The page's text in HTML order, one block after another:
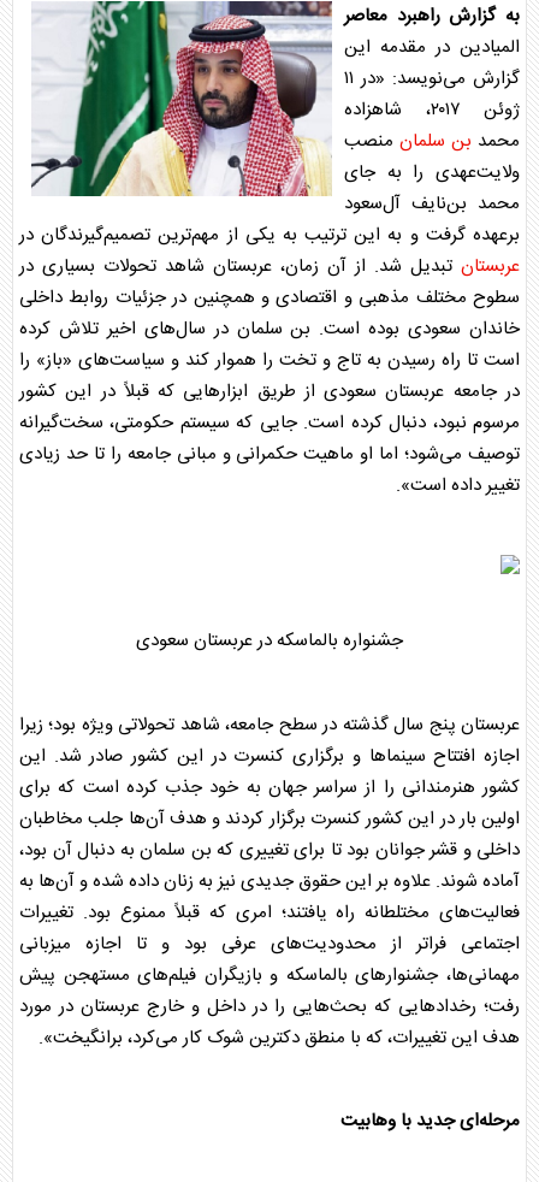
به گزارش راهبرد معاصر
المیادین در مقدمه این
گزارش می‌نویسد: «در ۱۱
ژوئن ۲۰۱۷، شاهزاده
محمد بن سلمان منصب
ولایت‌عهدی را به جای
محمد بن‌نایف آل‌سعود
برعهده گرفت و به این ترتیب به یکی از مهم‌ترین تصمیم‌گیرندگان در
عربستان تبدیل شد. از آن زمان، عربستان شاهد تحولات بسیاری در
سطوح مختلف مذهبی و اقتصادی و همچنین در جزئیات روابط داخلی
خاندان سعودی بوده است. بن سلمان در سال‌های اخیر تلاش کرده
است تا راه رسیدن به تاج و تخت را هموار کند و سیاست‌های «باز» را
در جامعه عربستانسعودی از طریق ابزارهایی که قبلاً در این کشور
مرسوم نبود، دنبال کرده است. جایی که سیستم حکومتی، سخت‌گیرانه
توصیف می‌شود؛ اما او ماهیت حکمرانی و مبانی جامعه را تا حد زیادی
تغییر داده است».
جشنواره بالماسکه درعربستان سعودی
عربستان پنج سال گذشته در سطح جامعه، شاهد تحولاتی ویژه بود؛ زیرا
اجازه افتتاح سینماها و برگزاری کنسرت در این کشور صادر شد. این
کشور هنرمندانی را از سراسر جهان به خود جذب کرده است که برای
اولین بار در این کشور کنسرت برگزار کردند و هدف آن‌ها جلب مخاطبان
داخلی و قشر جوانان بود تا برای تغییری که بن سلمان به دنبال آن بود،
آماده شوند. علاوه بر این حقوق جدیدی نیز به زنان داده شده و آن‌ها به
فعالیت‌های مختلطانه راه یافتند؛ امری که قبلاً ممنوع بود. تغییرات
اجتماعی فراتر از محدودیت‌های عرفی بود و تا اجازه میزبانی
مهمانی‌ها، جشنوار‌های بالماسکه و بازیگران فیلم‌های مستهجن پیش
رفت؛ رخدادهایی که بحث‌هایی را در داخل و خارج عربستان در مورد
هدف این تغییرات، که با منطق دکترین شوک کار می‌کرد، برانگیخت».
مرحله‌ای جدید با وهابیت